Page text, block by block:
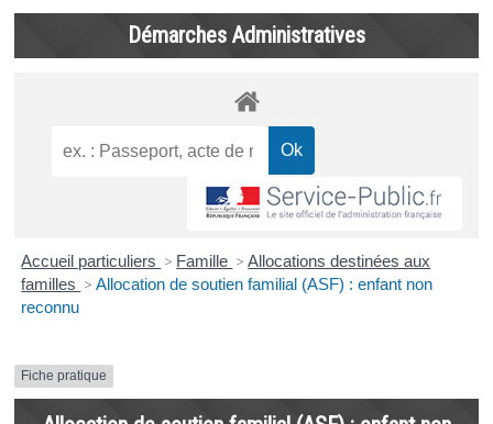
Démarches Administratives
Accueil particuliers > Famille > Allocations destinées aux
familles > Allocation de soutien familial (ASF) : enfant non
reconnu
Fiche pratique